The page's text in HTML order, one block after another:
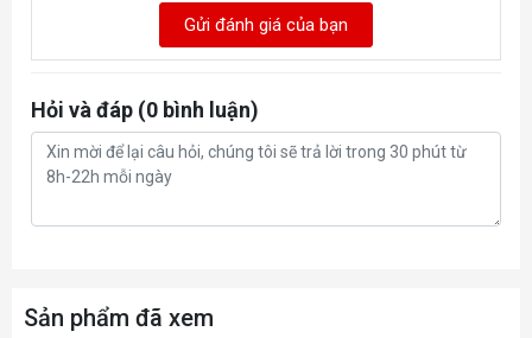
Accessories
1. VGA manual
2. Warranty notice
adapter
4. AORUS identity stickers
Gửi đánh giá của bạn
Hỏi và đáp (0 bình luận)
Sản phẩm đã xem